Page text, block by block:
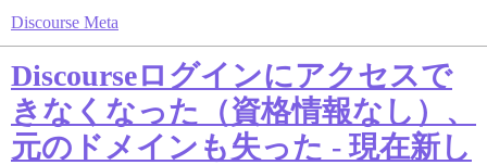
Discourse Meta
Discourseログインにアクセスで
きなくなった（資格情報なし）、
元のドメインも失った - 現在新し